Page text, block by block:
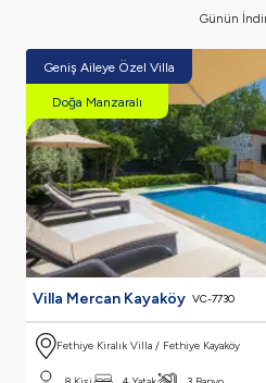
Günün
Geniş Aileye Özel Villa
Doğa Manzaralı
Villa Mercan Kayaköy VC-7730
Fethiye Kiralık Villa / Fethiye Kayaköy